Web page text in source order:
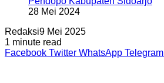
28 Mei 2024
Redaksi9 Mei 2025
1 minute read
Facebook Twitter WhatsApp Telegram